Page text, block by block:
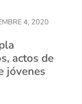
4, 2020
actos de
jóvenes